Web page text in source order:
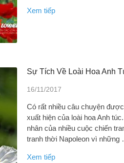
Xem tiếp
Sự Tích Về Loài Hoa Anh
16/11/2017
Có rất nhiều câu chuyện
xuất hiện của loài hoa Anh
nhân của nhiều cuộc chiến
tranh thời Napoleon vì những
Xem tiếp